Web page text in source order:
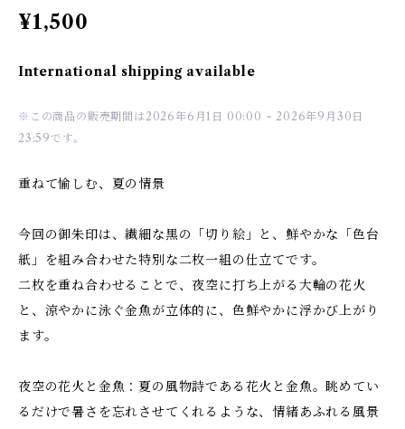
¥1,500
International shipping available
※この商品の販売期間は2026年6月1日 00:00 ~ 2026年9月30日
23:59です。
重ねて愉しむ、夏の情景
今回の御朱印は、繊細な黒の「切り絵」と、鮮やかな「色台
紙」を組み合わせた特別な二枚一組の仕立てです。
二枚を重ね合わせることで、夜空に打ち上がる大輪の花火
と、涼やかに泳ぐ金魚が立体的に、色鮮やかに浮かび上がり
ます。
夜空の花火と金魚：夏の風物詩である花火と金魚。眺めてい
るだけで暑さを忘れさせてくれるような、情緒あふれる風景